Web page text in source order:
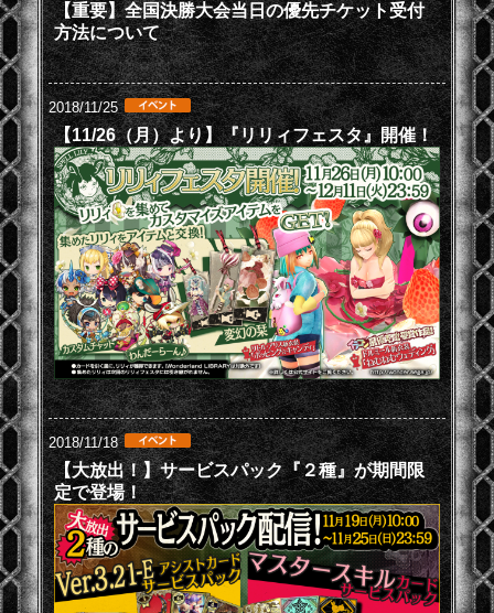
【重要】全国決勝大会当日の優先チケット受付
方法について
2018/11/25
【11/26（月）より】『リリィフェスタ』開催！
2018/11/18
【大放出！】サービスパック『２種』が期間限
定で登場！